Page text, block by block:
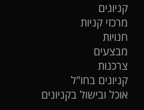
קניונים
מרכזי קניות
חנויות
מבצעים
צרכנות
קניונים בחו"ל
אוכל ובישול בקניונים